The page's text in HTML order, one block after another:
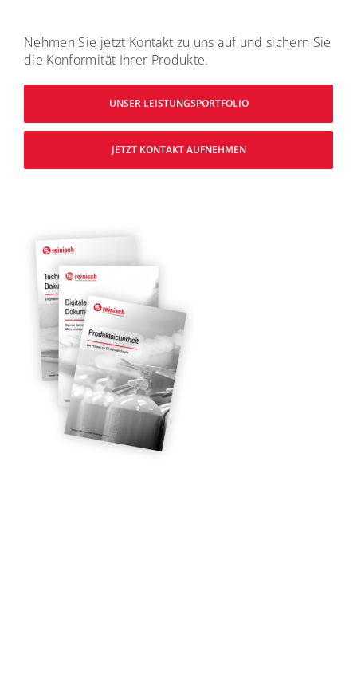
Nehmen Sie jetzt Kontakt zu uns auf und sichern Sie
die Konformität Ihrer Produkte.
UNSER LEISTUNGSPORTFOLIO
JETZT KONTAKT AUFNEHMEN